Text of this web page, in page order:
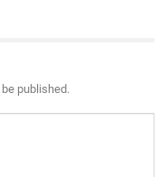
published.